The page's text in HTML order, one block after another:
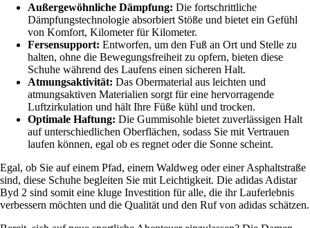
Außergewöhnliche Dämpfung: Die fortschrittliche
Dämpfungstechnologie absorbiert Stöße und bietet ein Gefühl
von Komfort, Kilometer für Kilometer.
Fersensupport: Entworfen, um den Fuß an Ort und Stelle zu
halten, ohne die Bewegungsfreiheit zu opfern, bieten diese
Schuhe während des Laufens einen sicheren Halt.
Atmungsaktivität: Das Obermaterial aus leichten und
atmungsaktiven Materialien sorgt für eine hervorragende
Luftzirkulation und hält Ihre Füße kühl und trocken.
Optimale Haftung: Die Gummisohle bietet zuverlässigen Halt
auf unterschiedlichen Oberflächen, sodass Sie mit Vertrauen
laufen können, egal ob es regnet oder die Sonne scheint.
Egal, ob Sie auf einem Pfad, einem Waldweg oder einer Asphaltstraße
sind, diese Schuhe begleiten Sie mit Leichtigkeit. Die adidas Adistar
Byd 2 sind somit eine kluge Investition für alle, die ihr Lauferlebnis
verbessern möchten und die Qualität und den Ruf von adidas schätzen.